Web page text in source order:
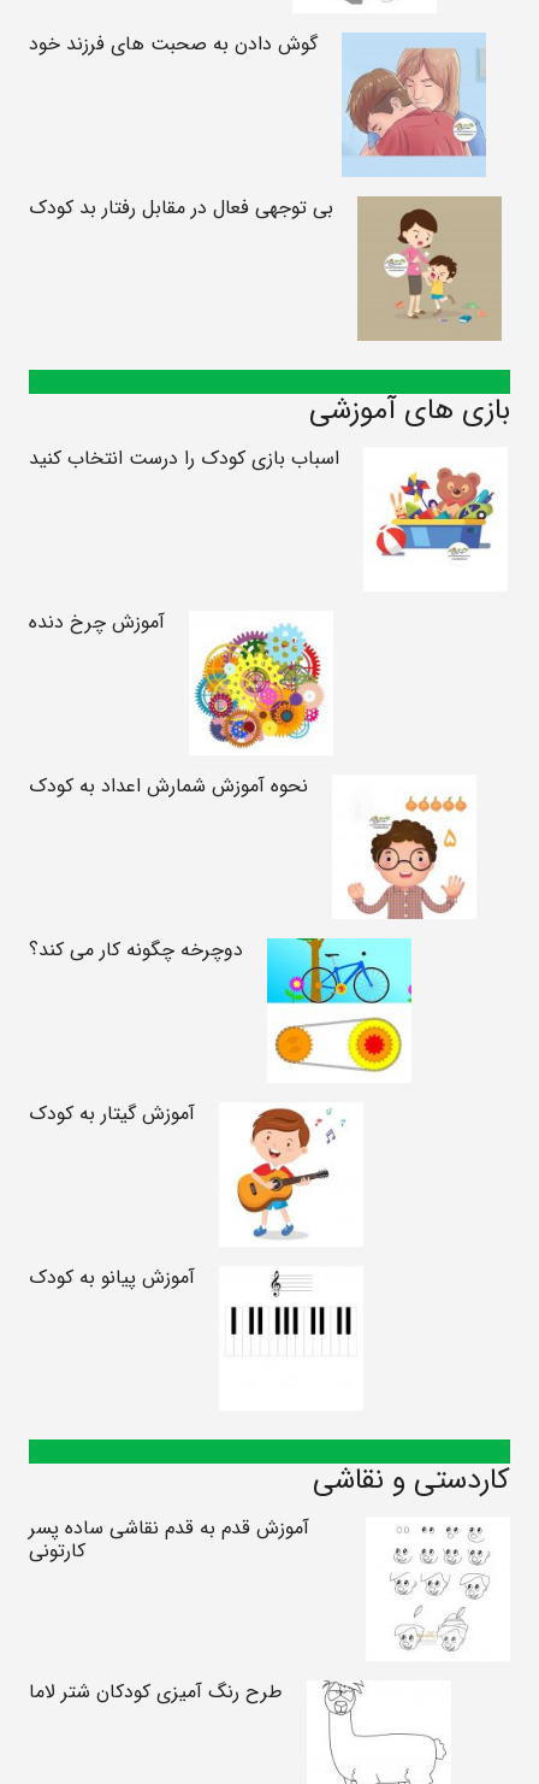
گوش دادن به صحبت های فرزند خود
بی توجهی فعال در مقابل رفتار بد کودک
بازی های آموزشی
اسباب بازی کودک را درست انتخاب کنید
آموزش چرخ دنده
نحوه آموزش شمارش اعداد به کودک
دوچرخه چگونه کار می کند؟
آموزش گیتار به کودک
آموزش پیانو به کودک
کاردستی و نقاشی
آموزش قدم به قدم نقاشی ساده پسر
کارتونی
طرح رنگ آمیزی کودکان شتر لاما